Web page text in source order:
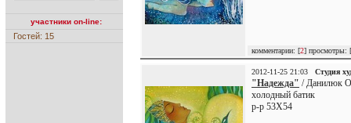
участники on-line:
Гостей: 15
комментарии: [2] просмотры: [
2012-11-25 21:03 Студия
"Надежда" / Данилюк
холодный батик
р-р 53Х54